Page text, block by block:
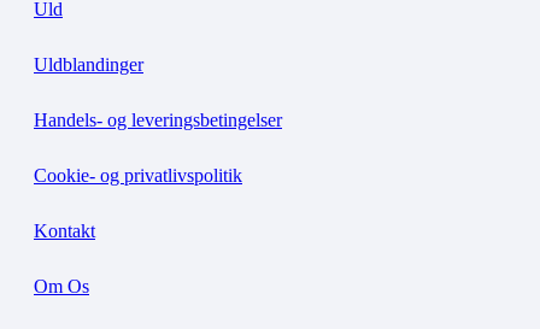
Uld
Uldblandinger
Handels- og leveringsbetingelser
Cookie- og privatlivspolitik
Kontakt
Om Os